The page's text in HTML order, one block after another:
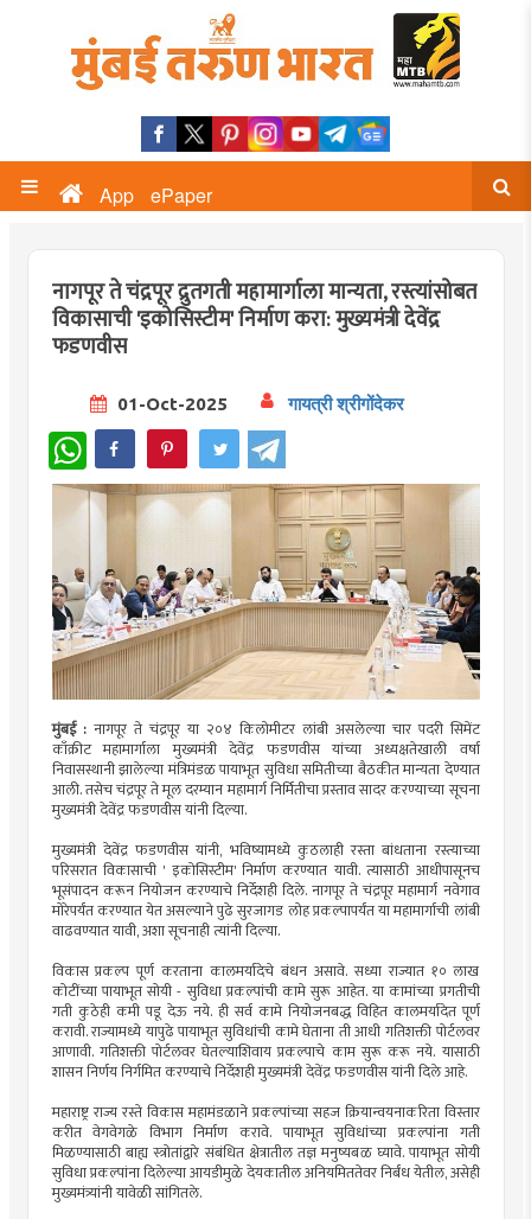
App ePaper
नागपूर ते चंद्रपूर द्रुतगती महामार्गाला मान्यता, रस्त्यांसोबत
विकासाची 'इकोसिस्टीम' निर्माण करा: मुख्यमंत्री देवेंद्र
फडणवीस
01-Oct-2025 गायत्री श्रीगोंदेकर
WhatsApp
मुंबई :नागपूर ते चंद्रपूर या २०४ किलोमीटर लांबी असलेल्या चार पदरी सिमेंट
काँक्रीट महामार्गाला मुख्यमंत्री देवेंद्र फडणवीस यांच्या अध्यक्षतेखाली वर्षा
निवासस्थानी झालेल्या मंत्रिमंडळ पायाभूत सुविधा समितीच्या बैठकीत मान्यता देण्यात
आली. तसेच चंद्रपूर ते मूल दरम्यान महामार्ग निर्मितीचा प्रस्ताव सादर करण्याच्या सूचना
मुख्यमंत्री देवेंद्र फडणवीस यांनी दिल्या.
मुख्यमंत्री देवेंद्र फडणवीस यांनी, भविष्यामध्ये कुठलाही रस्ता बांधताना रस्त्याच्या
परिसरात विकासाची ' इकोसिस्टीम' निर्माण करण्यात यावी. त्यासाठी आधीपासूनच
भूसंपादन करून नियोजन करण्याचे निर्देशही दिले. नागपूर ते चंद्रपूर महामार्ग नवेगाव
मोरेपर्यंत करण्यात येत असल्याने पुढे सुरजागड लोह प्रकल्पापर्यंत या महामार्गाची लांबी
वाढवण्यात यावी, अशा सूचनाही त्यांनी दिल्या.
विकास प्रकल्प पूर्ण करताना कालमर्यादेचे बंधन असावे. सध्या राज्यात १० लाख
कोटींच्या पायाभूत सोयी - सुविधा प्रकल्पांची कामे सुरू आहेत. या कामांच्या प्रगतीची
गती कुठेही कमी पडू देऊ नये. ही सर्व कामे नियोजनबद्ध विहित कालमर्यादेत पूर्ण
करावी. राज्यामध्ये यापुढे पायाभूत सुविधांची कामे घेताना ती आधी गतिशक्ती पोर्टलवर
आणावी. गतिशक्ती पोर्टलवर घेतल्याशिवाय प्रकल्पाचे काम सुरू करू नये. यासाठी
शासन निर्णय निर्गमित करण्याचे निर्देशही मुख्यमंत्री देवेंद्र फडणवीस यांनी दिले आहे.
महाराष्ट्र राज्य रस्ते विकास महामंडळाने प्रकल्पांच्या सहज क्रियान्वयनाकरिता विस्तार
करीत वेगवेगळे विभाग निर्माण करावे. पायाभूत सुविधांच्या प्रकल्पांना गती
मिळण्यासाठी बाह्य स्त्रोतांद्वारे संबंधित क्षेत्रातील तज्ञ मनुष्यबळ घ्यावे. पायाभूत सोयी
सुविधा प्रकल्पांना दिलेल्या आयडीमुळे देयकातील अनियमिततेवर निर्बंध येतील, असेही
मुख्यमंत्र्यांनी यावेळी सांगितले.